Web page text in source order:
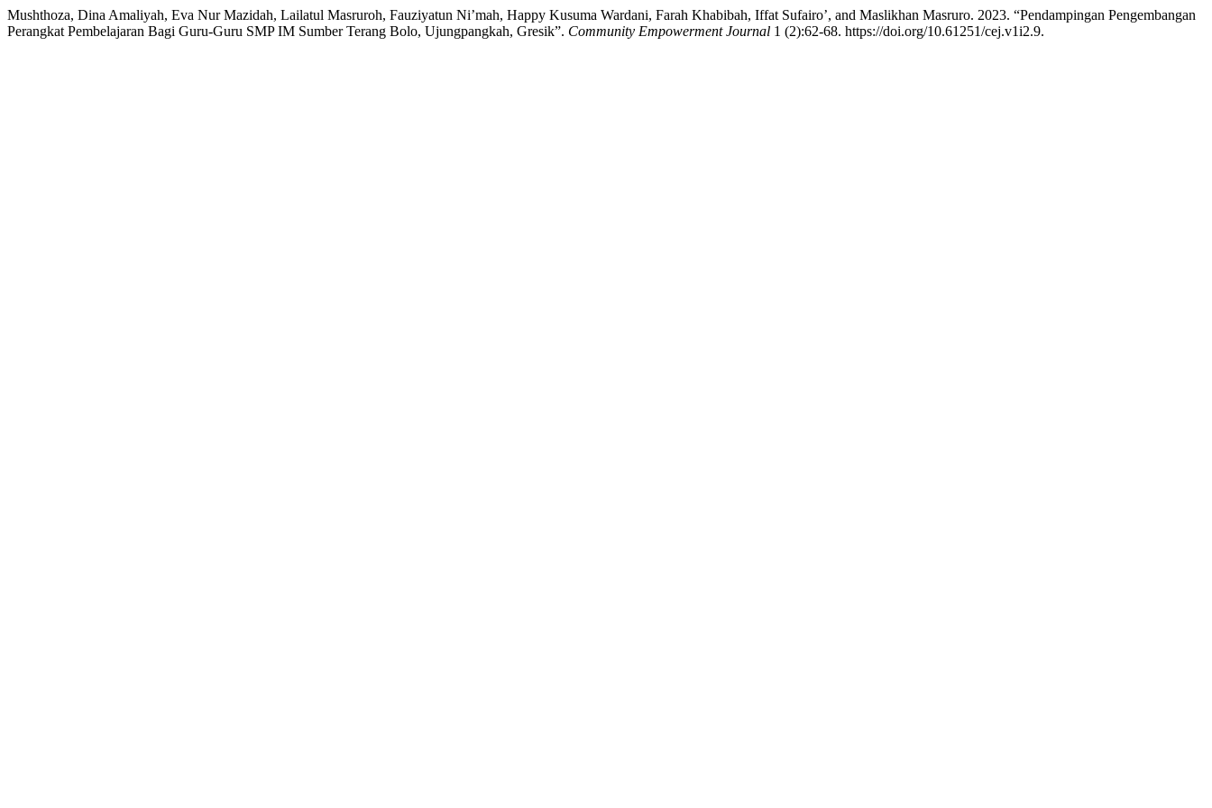
Mushthoza, Dina Amaliyah, Eva Nur Mazidah, Lailatul Masruroh, Fauziyatun Ni’mah, Happy Kusuma Wardani, Farah Khabibah, Iffat Sufairo’, and Maslikhan Masruro. 2023. “Pendampingan Pengembangan
Perangkat Pembelajaran Bagi Guru-Guru SMP IM Sumber Terang Bolo, Ujungpangkah, Gresik”. Community Empowerment Journal 1 (2):62-68. https://doi.org/10.61251/cej.v1i2.9.